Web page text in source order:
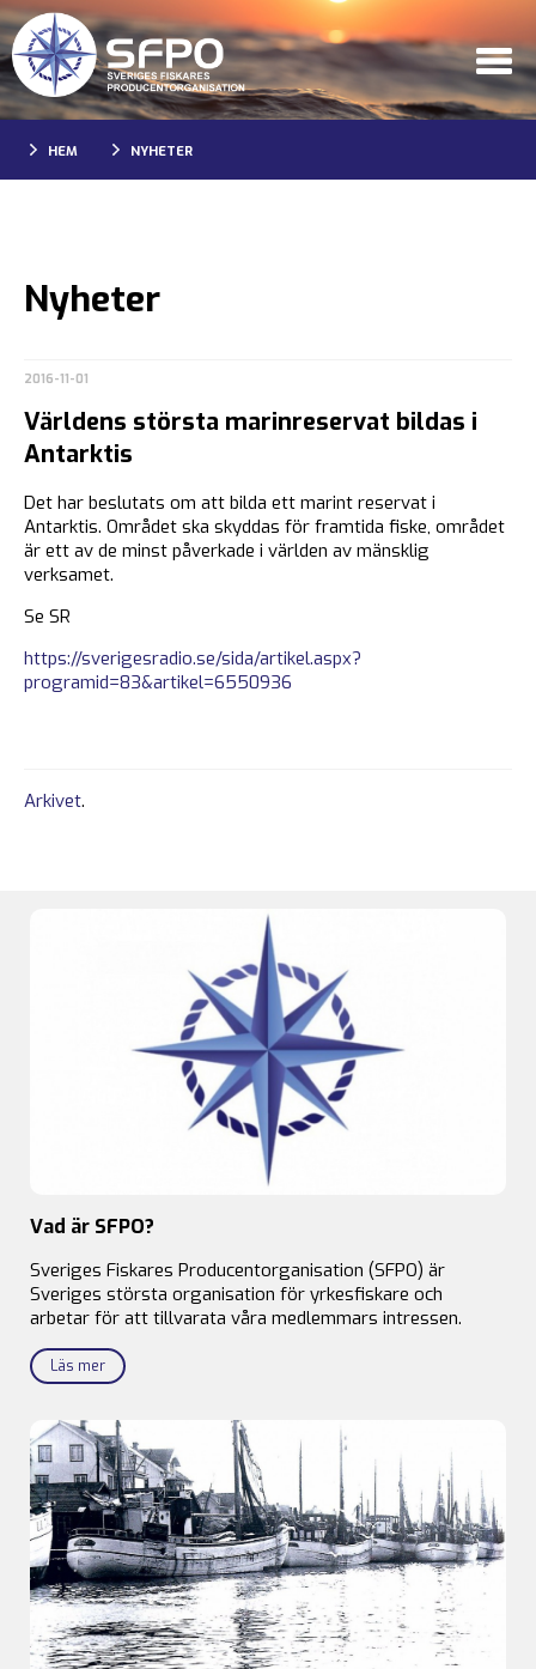
HEM NYHETER
Nyheter
2016-11-01
Världens största marinreservat bildas i
Antarktis
Det har beslutats om att bilda ett marint reservat i
Antarktis. Området ska skyddas för framtida fiske, området
är ett av de minst påverkade i världen av mänsklig
verksamet.
Se SR
https://sverigesradio.se/sida/artikel.aspx?
programid=83&artikel=6550936
Arkivet.
Vad är SFPO?
Sveriges Fiskares Producentorganisation (SFPO) är
Sveriges största organisation för yrkesfiskare och
arbetar för att tillvarata våra medlemmars intressen.
Läs mer